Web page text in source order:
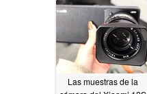
baterías de 5.500 mAh
11/05/2022
Las muestras de la